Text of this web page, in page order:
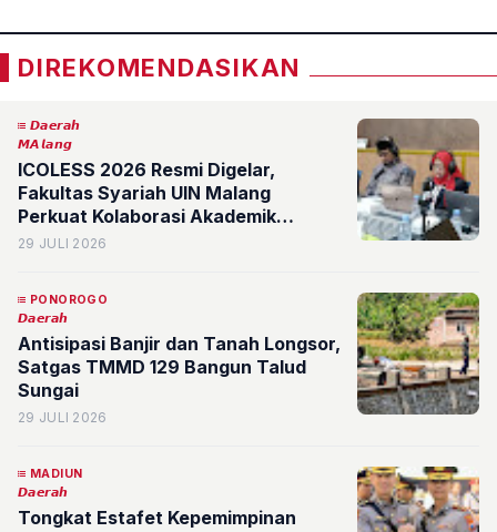
DIREKOMENDASIKAN
𝘿𝙖𝙚𝙧𝙖𝙝
𝙈𝘼𝙡𝙖𝙣𝙜
ICOLESS 2026 Resmi Digelar,
Fakultas Syariah UIN Malang
Perkuat Kolaborasi Akademik
Internasional
29 JULI 2026
PONOROGO
𝘿𝙖𝙚𝙧𝙖𝙝
Antisipasi Banjir dan Tanah Longsor,
Satgas TMMD 129 Bangun Talud
Sungai
29 JULI 2026
MADIUN
𝘿𝙖𝙚𝙧𝙖𝙝
Tongkat Estafet Kepemimpinan